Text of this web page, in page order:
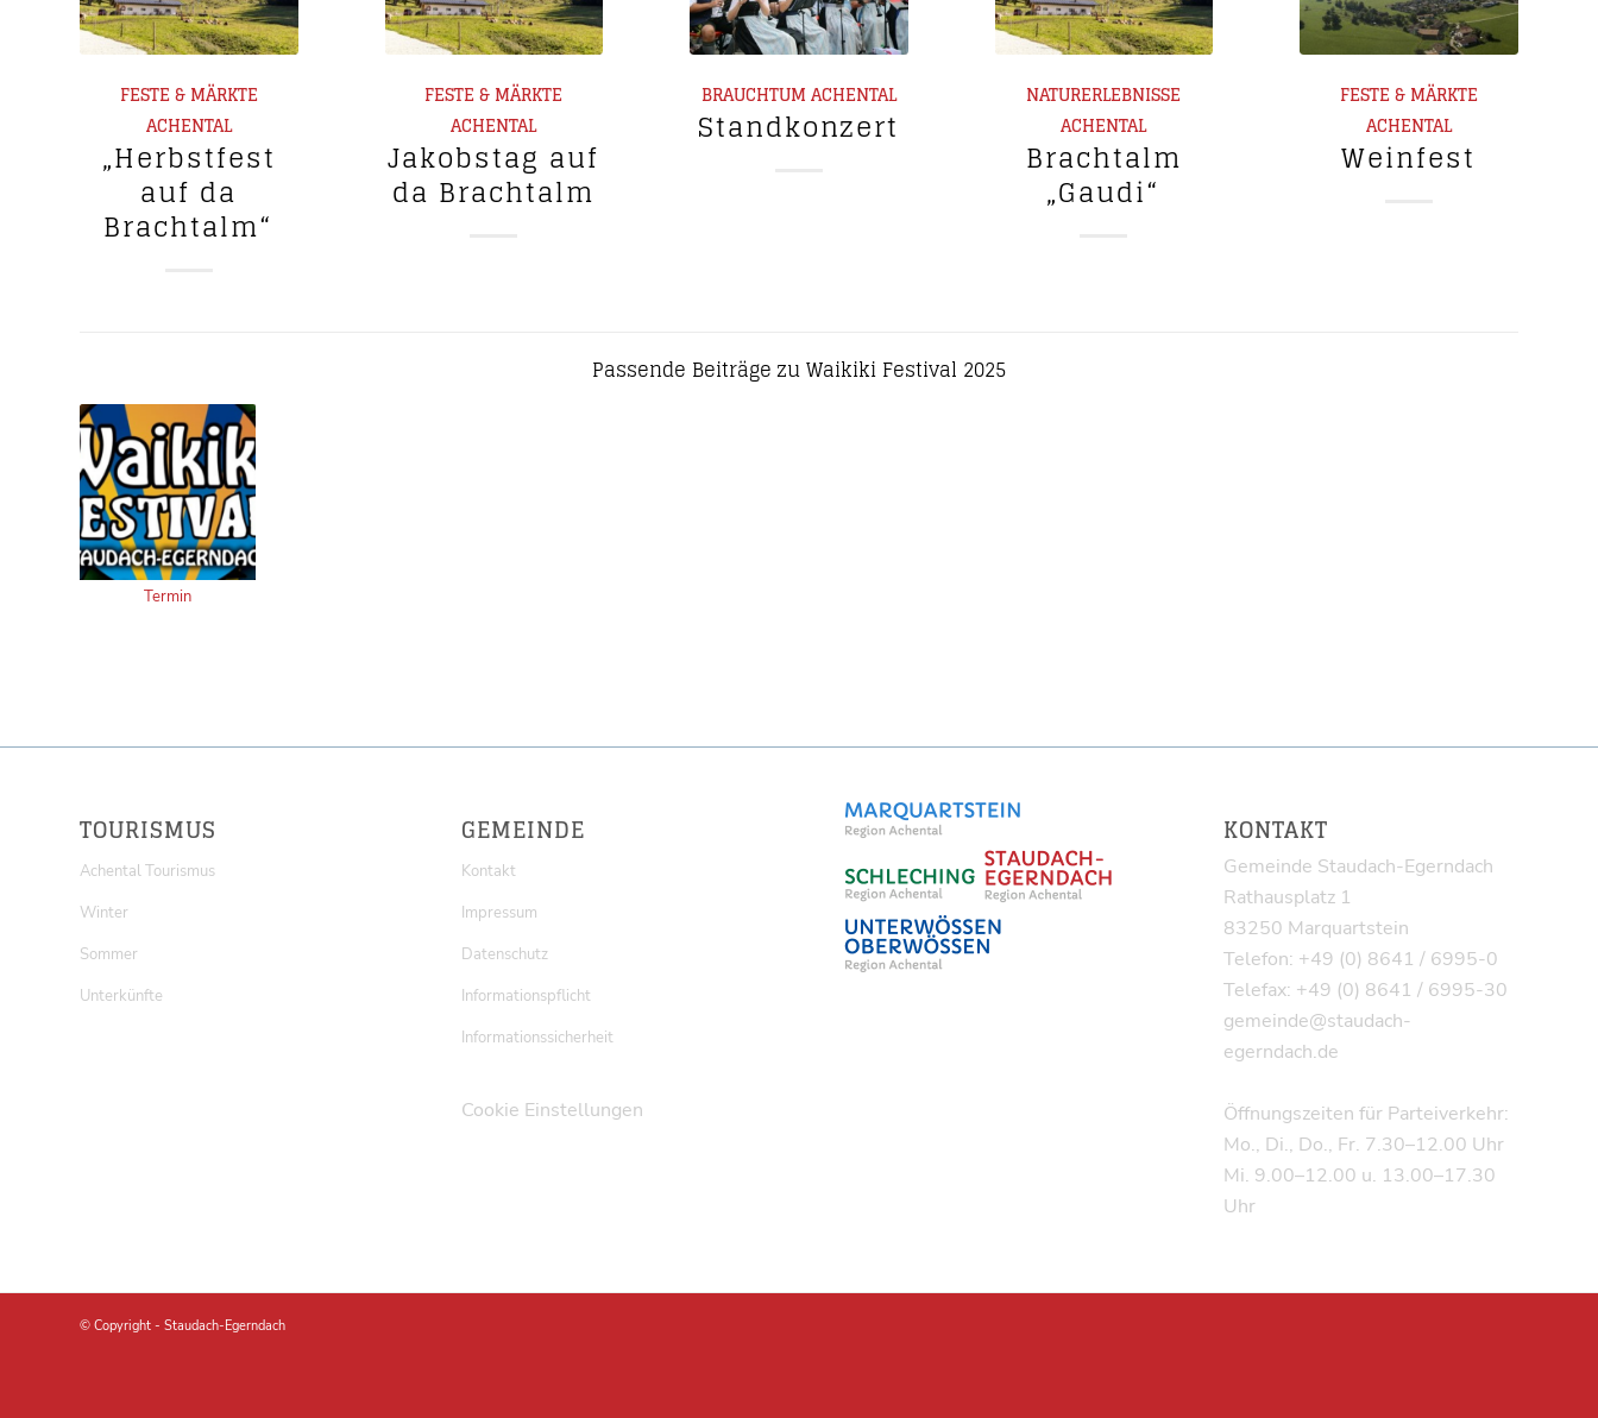
FESTE & MÄRKTE
ACHENTAL
„Herbstfest
auf da
Brachtalm“
FESTE & MÄRKTE
ACHENTAL
Jakobstag auf
da Brachtalm
BRAUCHTUMACHENTAL
Standkonzert
NATURERLEBNISSE
ACHENTAL
Brachtalm
„Gaudi“
FESTE & MÄRKTE
ACHENTAL
Weinfest
Passende Beiträge zu Waikiki Festival 2025
Termin
TOURISMUS
Achental Tourismus
Winter
Sommer
Unterkünfte
GEMEINDE
Kontakt
Impressum
Datenschutz
Informationspflicht
Informationssicherheit
Cookie Einstellungen
KONTAKT
Gemeinde Staudach-Egerndach
Rathausplatz 1
83250 Marquartstein
Telefon: +49 (0) 8641 / 6995-0
Telefax: +49 (0) 8641 / 6995-30
gemeinde@staudach-
egerndach.de
Öffnungszeiten für Parteiverkehr:
Mo., Di., Do., Fr. 7.30–12.00 Uhr
Mi. 9.00–12.00 u. 13.00–17.30
Uhr
© Copyright - Staudach-Egerndach